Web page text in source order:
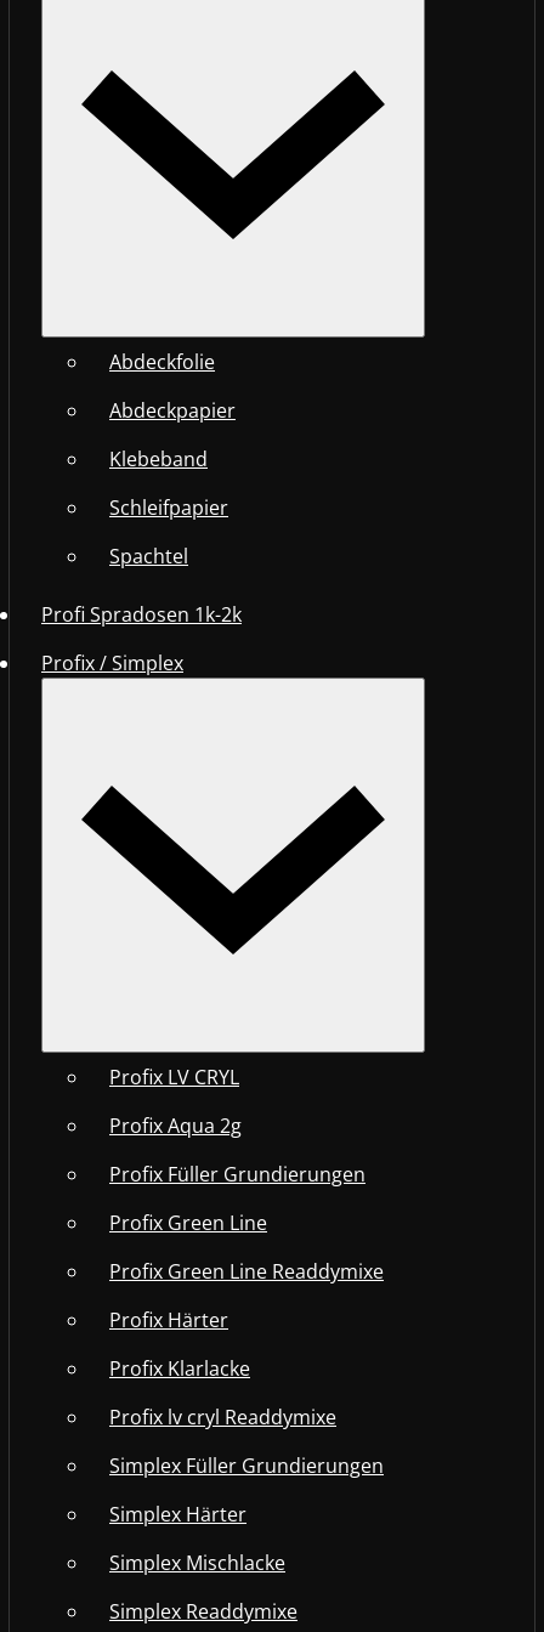
Abdeckfolie
Abdeckpapier
Klebeband
Schleifpapier
Spachtel
Profi Spradosen 1k-2k
Profix / Simplex
Profix LV CRYL
Profix Aqua 2g
Profix Füller Grundierungen
Profix Green Line
Profix Green Line Readdymixe
Profix Härter
Profix Klarlacke
Profix lv cryl Readdymixe
Simplex Füller Grundierungen
Simplex Härter
Simplex Mischlacke
Simplex Readdymixe